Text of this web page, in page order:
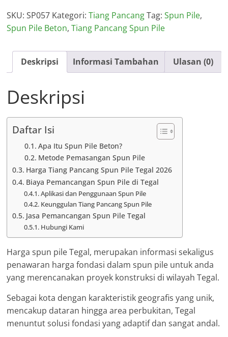
Pile
Tegal
Meter
2026
SKU:SP057 Kategori:Tiang Pancang Tag:Spun Pile,
Spun Pile Beton,Tiang Pancang Spun Pile
Deskripsi Informasi Tambahan Ulasan (0)
Deskripsi
Daftar Isi
Apa Itu Spun Pile Beton?
Metode Pemasangan Spun Pile
Harga Tiang Pancang Spun Pile Tegal 2026
Biaya Pemancangan Spun Pile di Tegal
Aplikasi dan Penggunaan Spun Pile
Keunggulan Tiang Pancang Spun Pile
Jasa Pemancangan Spun Pile Tegal
Hubungi Kami
Harga spun pile Tegal, merupakan informasi sekaligus
penawaran harga fondasi dalam spun pile untuk anda
yang merencanakan proyek konstruksi di wilayah Tegal.
Sebagai kota dengan karakteristik geografis yang unik,
mencakup dataran hingga area perbukitan, Tegal
menuntut solusi fondasi yang adaptif dan sangat andal.